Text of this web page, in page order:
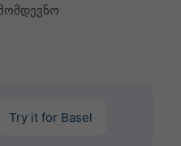
Try it for Basel